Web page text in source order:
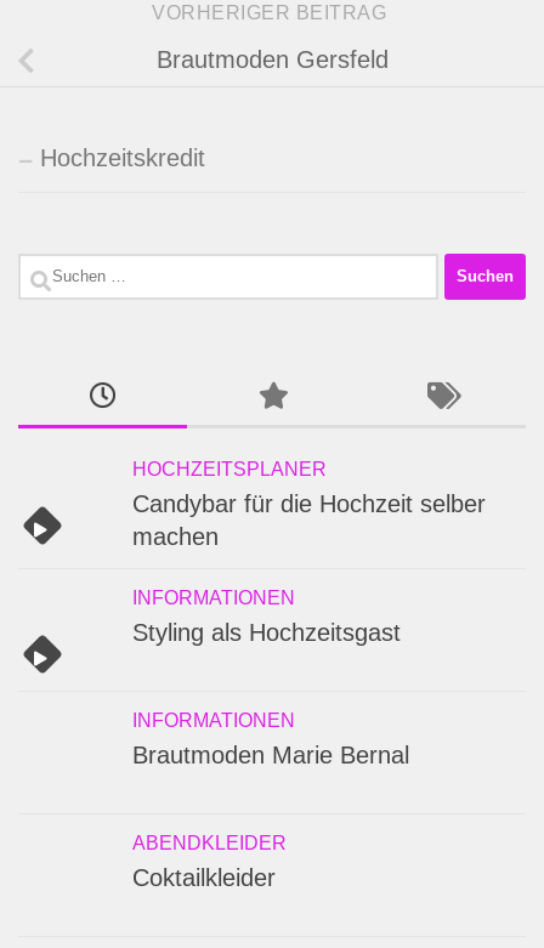
VORHERIGER BEITRAG
Brautmoden Gersfeld
Hochzeitskredit
Suchen
HOCHZEITSPLANER
Candybar für die Hochzeit selber
machen
INFORMATIONEN
Styling als Hochzeitsgast
INFORMATIONEN
Brautmoden Marie Bernal
ABENDKLEIDER
Coktailkleider